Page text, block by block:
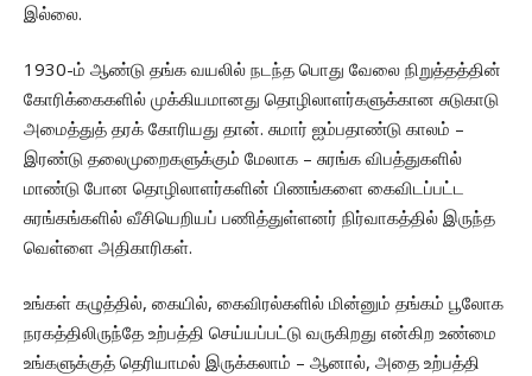
இல்லை.
1930-ம் ஆண்டு தங்க வயலில் நடந்த பொது வேலை நிறுத்தத்தின்
கோரிக்கைகளில் முக்கியமானது தொழிலாளர்களுக்கான சுடுகாடு
அமைத்துத் தரக் கோரியது தான். சுமார் ஐம்பதாண்டு காலம் –
இரண்டு தலைமுறைகளுக்கும் மேலாக – சுரங்க விபத்துகளில்
மாண்டு போன தொழிலாளர்களின் பிணங்களை கைவிடப்பட்ட
சுரங்கங்களில் வீசியெறியப் பணித்துள்ளனர் நிர்வாகத்தில் இருந்த
வெள்ளை அதிகாரிகள்.
உங்கள் கழுத்தில், கையில், கைவிரல்களில் மின்னும் தங்கம் பூலோக
நரகத்திலிருந்தே உற்பத்தி செய்யப்பட்டு வருகிறது என்கிற உண்மை
உங்களுக்குத் தெரியாமல் இருக்கலாம் – ஆனால், அதை உற்பத்தி